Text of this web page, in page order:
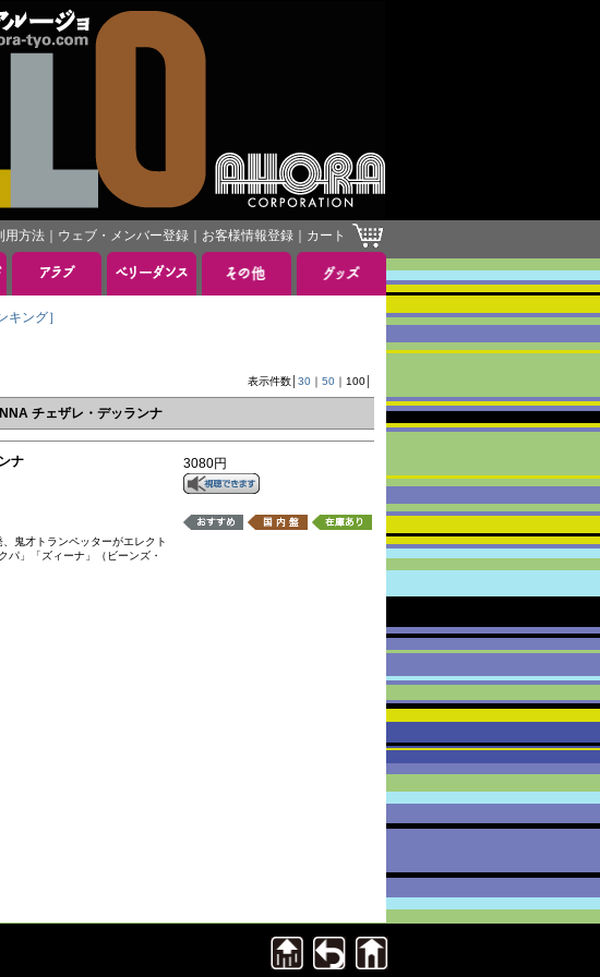
用方法 ウェブ・メンバー登録 お客様情報登録 カート
キング］
表示件数│ 30 ｜ 50 ｜ 100
チェザレ・デッランナ
ナ
鬼才トランペッターがエレクト
パ」「ズィーナ」（ビーンズ・
3080円